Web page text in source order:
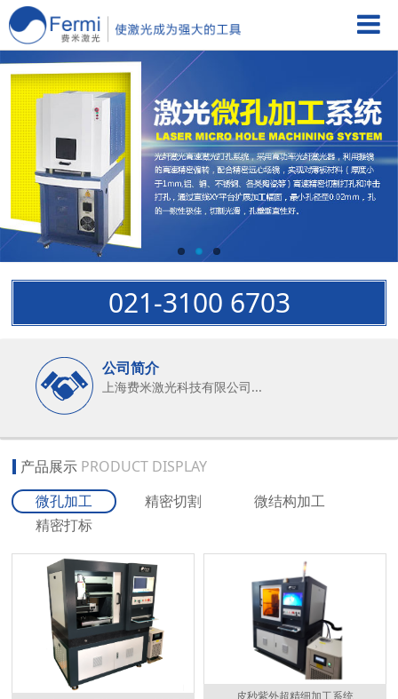
021-3100 6703
公司简介
上海费米激光科技有限公司...
产品展示 PRODUCT DISPLAY
微孔加工
精密切割
微结构加工
精密打标